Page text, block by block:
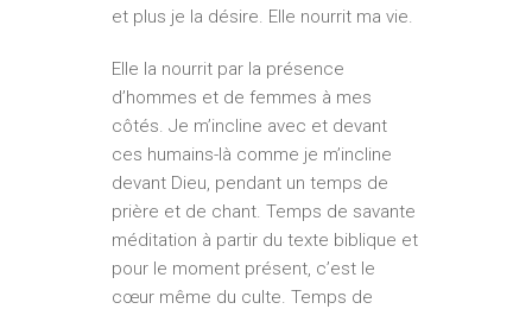
et plus je la désire. Elle nourrit ma vie.
Elle la nourrit par la présence
d’hommes et de femmes à mes
côtés. Je m’incline avec et devant
ces humains-là comme je m’incline
devant Dieu, pendant un temps de
prière et de chant. Temps de savante
méditation à partir du texte biblique et
pour le moment présent, c’est le
cœur même du culte. Temps de